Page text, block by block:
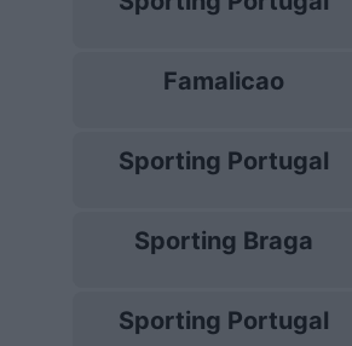
Famalicao
Sporting Portugal
Sporting Braga
Sporting Portugal